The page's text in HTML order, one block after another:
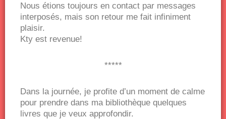
Nous étions toujours en contact par messages
interposés, mais son retour me fait infiniment
plaisir.
Kty est revenue!
*****
Dans la journée, je profite d’un moment de calme
pour prendre dans ma bibliothèque quelques
livres que je veux approfondir.